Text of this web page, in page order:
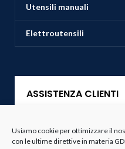
Usiamo cookie per ottimizzare il
con le ultime direttive in materia
Utensili manuali
Elettroutensili
ASSISTENZA CLIENTI